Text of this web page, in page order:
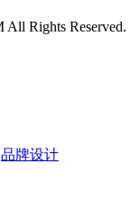
Rights Reserved.
品牌设计